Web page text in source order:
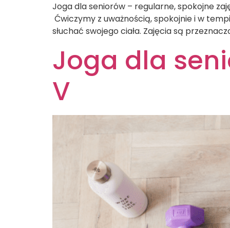
Joga dla seniorów – regularne, spokojne
Ćwiczymy z uważnością, spokojnie i w
słuchać swojego ciała. Zajęcia są
Joga dla
V